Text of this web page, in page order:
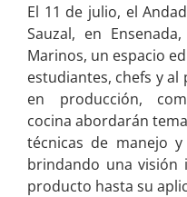
El 11 de julio, el
Sauzal, en
Marinos, un espacio
estudiantes, chefs y al
en producción,
cocina abordarán
técnicas de manejo
brindando una visión
producto hasta su